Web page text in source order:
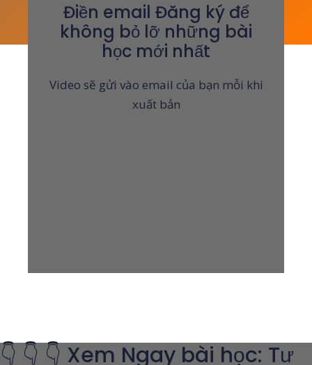
Điền email Đăng ký để
không bỏ lỡ những bài
học mới nhất
Video sẽ gửi vào email của bạn mỗi khi
xuất bản
👇 👇 👇 Xem Ngay bài học: Tư